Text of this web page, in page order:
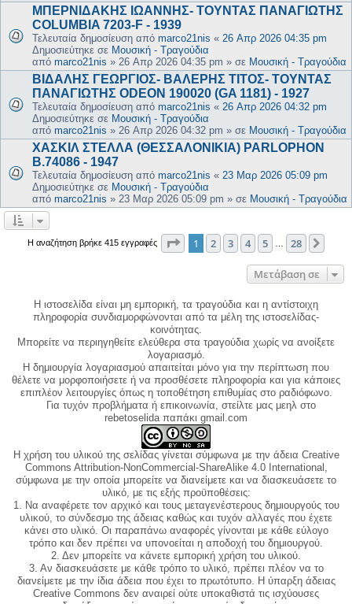
ΜΠΕΡΝΙΔΑΚΗΣ ΙΩΑΝΝΗΣ- ΤΟΥΝΤΑΣ ΠΑΝΑΓΙΩΤΗΣ
COLUMBIA 7203-F - 1939
Τελευταία δημοσίευση από marco21nis « 26 Απρ 2026 04:35 pm
Δημοσιεύτηκε σε Μουσική - Τραγούδια
από marco21nis » 26 Απρ 2026 04:35 pm » σε Μουσική - Τραγούδια
ΒΙΔΑΛΗΣ ΓΕΩΡΓΙΟΣ- ΒΑΛΕΡΗΣ ΤΙΤΟΣ- ΤΟΥΝΤΑΣ
ΠΑΝΑΓΙΩΤΗΣ ODEON 190020 (GA 1181) - 1927
Τελευταία δημοσίευση από marco21nis « 26 Απρ 2026 04:32 pm
Δημοσιεύτηκε σε Μουσική - Τραγούδια
από marco21nis » 26 Απρ 2026 04:32 pm » σε Μουσική - Τραγούδια
ΧΑΣΚΙΛ ΣΤΕΛΛΑ (ΘΕΣΣΑΛΟΝΙΚΙΑ) PARLOPHON
B.74086 - 1947
Τελευταία δημοσίευση από marco21nis « 23 Μαρ 2026 05:09 pm
Δημοσιεύτηκε σε Μουσική - Τραγούδια
από marco21nis » 23 Μαρ 2026 05:09 pm » σε Μουσική - Τραγούδια
Η αναζήτηση βρήκε 415 εγγραφές Σελίδα από28
1 2 3 4 5 28
Μετάβαση σε
Η ιστοσελίδα είναι μη εμπορική, τα τραγούδια και η αντίστοιχη
πληροφορία συνδιαμορφώνονται από τα μέλη της ιστοσελίδας-
κοινότητας.
Μπορείτε να περιηγηθείτε ελεύθερα στα τραγούδια χωρίς να ανοίξετε
λογαριασμό.
Η δημιουργία λογαριασμού απαιτείται μόνο για την περίπτωση που
θέλετε να μορφοποιήσετε ή να προσθέσετε πληροφορία και για κάποιες
επιπλέον λειτουργίες όπως η τοποθέτηση επιθυμίας στο ραδιόφωνο.
Για τυχόν προβλήματα ή επικοινωνία, στείλτε μας μεηλ στο
rebetoselida παπάκι gmail.com
Η χρήση του υλικού της σελίδας γίνεται σύμφωνα με την άδεια Creative
Commons Attribution-NonCommercial-ShareAlike 4.0 International,
σύμφωνα με την οποία μπορείτε να διανείμετε και να διασκευάσετε το
υλικό, με τις εξής προϋποθέσεις:
1. Να αναφέρετε τον αρχικό και τους μεταγενέστερους δημιουργούς του
υλικού, το σύνδεσμο της άδειας καθώς και τυχόν αλλαγές που έχετε
κάνει στο υλικό. Οι παραπάνω αναφορές γίνονται με κάθε εύλογο
τρόπο και δεν πρέπει να υπονοείται η αποδοχή του δημιουργού.
2. Δεν μπορείτε να κάνετε εμπορική χρήση του υλικού.
3. Αν διασκευάσετε με κάθε τρόπο το υλικό, πρέπει πλέον να το
διανείμετε με την ίδια άδεια που έχει το πρωτότυπο. Η ύπαρξη άδειας
Creative Commons δεν αναιρεί ούτε υποκαθιστά τις ισχύουσες